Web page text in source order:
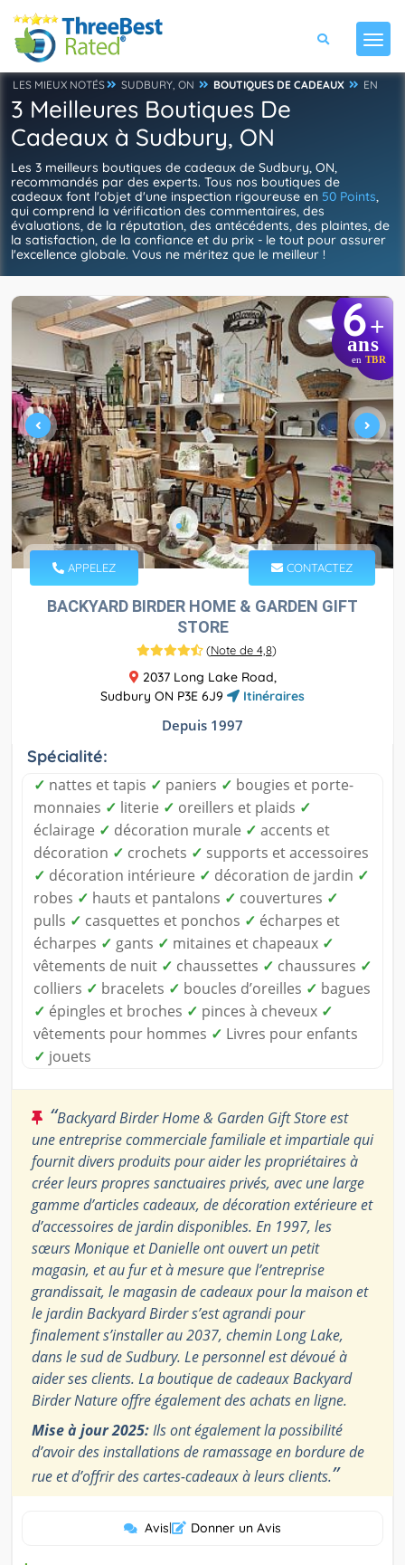
LES MIEUX NOTÉS SUDBURY, ON BOUTIQUES DE CADEAUX EN
3 Meilleures Boutiques De
Cadeaux à Sudbury, ON
Les 3 meilleurs boutiques de cadeaux de Sudbury, ON,
recommandés par des experts. Tous nos boutiques de
cadeaux font l'objet d'une inspection rigoureuse en 50 Points,
qui comprend la vérification des commentaires, des
évaluations, de la réputation, des antécédents, des plaintes, de
la satisfaction, de la confiance et du prix - le tout pour assurer
l'excellence globale. Vous ne méritez que le meilleur !
6+
ans
en TBR
APPELEZ CONTACTEZ
BACKYARD BIRDER HOME & GARDEN GIFT
STORE
(Note de 4,8)
2037 Long Lake Road,
Sudbury ON P3E 6J9
Itinéraires
Depuis 1997
Spécialité:
✓ nattes et tapis ✓ paniers ✓ bougies et porte-
monnaies ✓ literie ✓ oreillers et plaids ✓
éclairage ✓ décoration murale ✓ accents et
décoration ✓ crochets ✓ supports et accessoires
✓ décoration intérieure ✓ décoration de jardin ✓
robes ✓ hauts et pantalons ✓ couvertures ✓
pulls ✓ casquettes et ponchos ✓ écharpes et
écharpes ✓ gants ✓ mitaines et chapeaux ✓
vêtements de nuit ✓ chaussettes ✓ chaussures ✓
colliers ✓ bracelets ✓ boucles d’oreilles ✓ bagues
✓ épingles et broches ✓ pinces à cheveux ✓
vêtements pour hommes ✓ Livres pour enfants
✓ jouets
“Backyard Birder Home & Garden Gift Store est
une entreprise commerciale familiale et impartiale qui
fournit divers produits pour aider les propriétaires à
créer leurs propres sanctuaires privés, avec une large
gamme d’articles cadeaux, de décoration extérieure et
d’accessoires de jardin disponibles. En 1997, les
sœurs Monique et Danielle ont ouvert un petit
magasin, et au fur et à mesure que l’entreprise
grandissait, le magasin de cadeaux pour la maison et
le jardin Backyard Birder s’est agrandi pour
finalement s’installer au 2037, chemin Long Lake,
dans le sud de Sudbury. Le personnel est dévoué à
aider ses clients. La boutique de cadeaux Backyard
Birder Nature offre également des achats en ligne.
Mise à jour 2025:Ils ont également la possibilité
d’avoir des installations de ramassage en bordure de
rue et d’offrir des cartes-cadeaux à leurs clients.”
Avis| Donner un Avis